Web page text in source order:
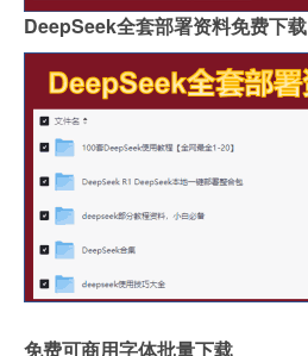
DeepSeek全套部署资料免费下载
免费可商用字体批量下载